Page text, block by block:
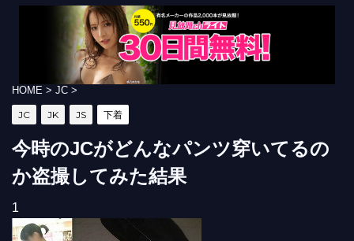
HOME > JC >
JC JK JS 下着
今時のJCがどんなパンツ穿いてるの
か盗撮してみた結果
1